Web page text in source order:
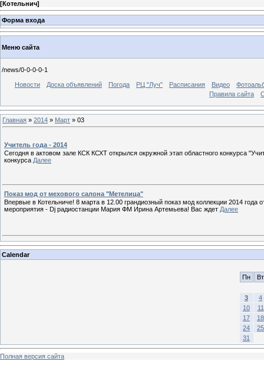
[Котельнич]
Форма входа
Меню сайта
/news/0-0-0-0-1
Новости Доска объявлений Погода РЦ "Луч" Расписания Видео
Правила сайта
Главная » 2014 » Март » 03
Учитель года - 2014
Сегодня в актовом зале КСК КСХТ открылся окружной этап областного конкурса
конкурса Далее
Показ мод от мехового салона "Метелица"
Впервые в Котельниче! 8 марта в 12.00 грандиозный показ мод коллекции 2014
мероприятия - Dj радиостанции Мария ФМ Ирина Артемьева! Вас ждет Далее
Calendar
Пн Вт
3
4
10
11
17
18
24
25
31
Полная версия сайта